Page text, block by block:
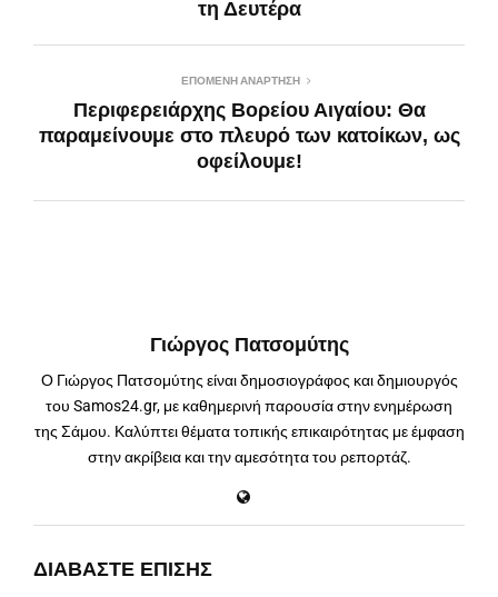
τη Δευτέρα
ΕΠΌΜΕΝΗ ΑΝΆΡΤΗΣΗ
Περιφερειάρχης Βορείου Αιγαίου: Θα
παραμείνουμε στο πλευρό των κατοίκων, ως
οφείλουμε!
Γιώργος Πατσομύτης
Ο Γιώργος Πατσομύτης είναι δημοσιογράφος και δημιουργός
του Samos24.gr, με καθημερινή παρουσία στην ενημέρωση
της Σάμου. Καλύπτει θέματα τοπικής επικαιρότητας με έμφαση
στην ακρίβεια και την αμεσότητα του ρεπορτάζ.
ΔΙΑΒΆΣΤΕ ΕΠΊΣΗΣ